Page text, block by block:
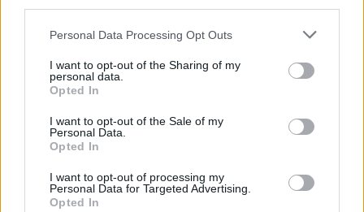
Please note that this website/app uses one or more Google
not limited to your visit or usage behaviour. You may click to
grant or deny consent to Google and its third-party tags to
use your data for below specified purposes in below Google
consent section.
Personal Data Processing Opt Outs
I want to opt-out of the Sharing of my
personal data.
Opted In
I want to opt-out of the Sale of my
Personal Data.
Opted In
I want to opt-out of processing my
Personal Data for Targeted Advertising.
Opted In
Πολιτική Απορρήτου&Όροι Χρήσηςτης Google.
Ελλάδα
RAPID TEST
Share:
Ακολουθήστε το Νewsit.gr στοGoogle News
ενημερωθείτε πρώτοι για όλη την ειδησεογραφία και τα
τελευταία νέα